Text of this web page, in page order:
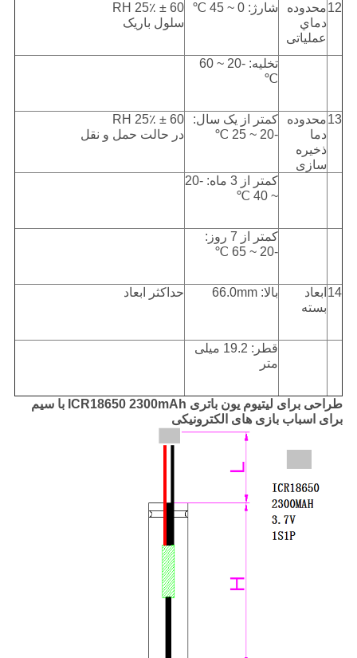
12محدوده
دماي
عملیاتی
شارژ: 0 ~ 45 ℃
60 ± 25٪ RH
سلول باریک
تخلیه: -20 ~ 60
℃
13محدوده
دما
ذخیره
سازی
کمتر از یک سال:
-20 ~ 25 ℃
60 ± 25٪ RH
در حالت حمل و نقل
کمتر از 3 ماه: -20
~ 40 ℃
کمتر از 7 روز:
-20 ~ 65 ℃
14 ابعاد
بسته
بالا: 66.0mm حداکثر ابعاد
قطر: 19.2 میلی
متر
طراحی برای لیتیوم یون باتری ICR18650 2300mAh با سیم
برای اسباب بازی های الکترونیکی